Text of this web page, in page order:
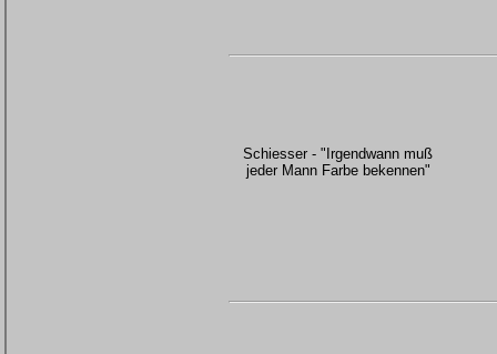
Schiesser - "Irgendwann muß
jeder Mann Farbe bekennen"